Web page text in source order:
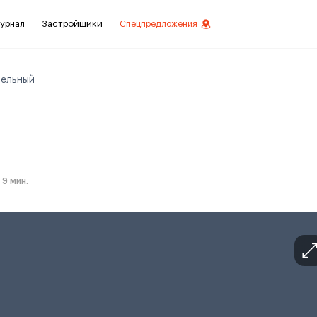
Застройщики Спецпредложения
9 мин.